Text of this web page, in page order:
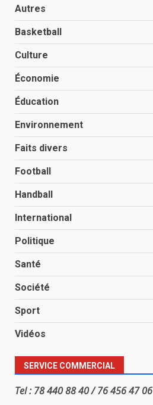
Autres
Basketball
Culture
Économie
Éducation
Environnement
Faits divers
Football
Handball
International
Politique
Santé
Société
Sport
Vidéos
SERVICE COMMERCIAL
Tel : 78 440 88 40 / 76 456 47 06